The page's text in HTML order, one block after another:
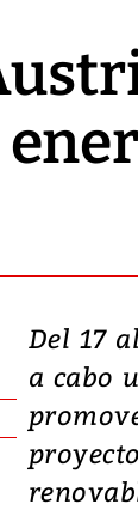
Del 17
a cabo